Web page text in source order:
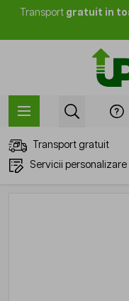
Mergi la Conținut
Transport gratuit in
Transport gratuit
Servicii personalizare